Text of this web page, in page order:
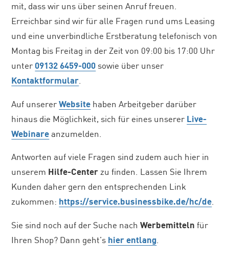
mit, dass wir uns über seinen Anruf freuen.
Erreichbar sind wir für alle Fragen rund ums Leasing
und eine unverbindliche Erstberatung telefonisch von
Montag bis Freitag in der Zeit von 09:00 bis 17:00 Uhr
unter 09132 6459-000 sowie über unser
Kontaktformular.
Auf unsererWebsite haben Arbeitgeber darüber
hinaus die Möglichkeit, sich für eines unserer Live-
Webinare anzumelden.
Antworten auf viele Fragen sind zudem auch hier in
unserem Hilfe-Center zu finden. Lassen Sie Ihrem
Kunden daher gern den entsprechenden Link
zukommen: https://service.businessbike.de/hc/de.
Sie sind noch auf der Suche nachWerbemitteln für
Ihren Shop? Dann geht’s hier entlang.